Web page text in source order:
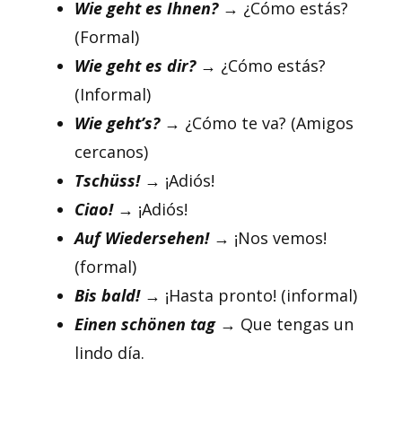
Wie geht es Ihnen?→ ¿Cómo estás?
(Formal)
Wie geht es dir?→ ¿Cómo estás?
(Informal)
Wie geht’s? → ¿Cómo te va? (Amigos
cercanos)
Tschüss! → ¡Adiós!
Ciao! → ¡Adiós!
Auf Wiedersehen! → ¡Nos vemos!
(formal)
Bis bald! → ¡Hasta pronto! (informal)
Einen schönen tag→ Que tengas un
lindo día.